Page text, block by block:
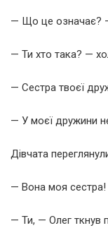
— Що це означає? —
— Ти хто така? —
— Сестра твоєї
— У моєї дружини
Дівчата
— Вона моя
— Ти, — Олег ткнув